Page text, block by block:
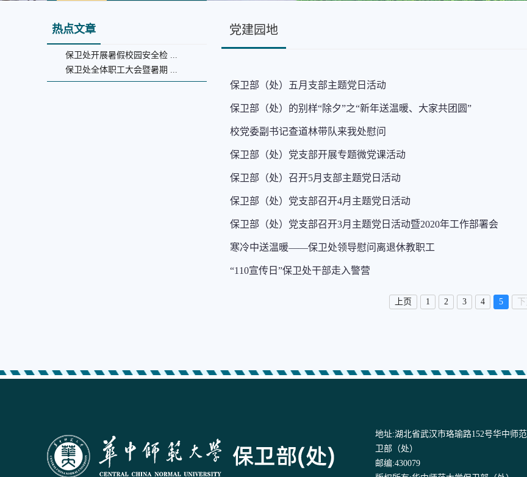
热点文章
保卫处开展暑假校园安全检 ...
保卫处全体职工大会暨暑期 ...
党建园地
保卫部（处）五月支部主题党日活动
保卫部（处）的别样“除夕”之“新年送温暖、大家共团圆”
校党委副书记查道林带队来我处慰问
保卫部（处）党支部开展专题微党课活动
保卫部（处）召开5月支部主题党日活动
保卫部（处）党支部召开4月主题党日活动
保卫部（处）党支部召开3月主题党日活动暨2020年工作部署会
寒冷中送温暖——保卫处领导慰问离退休教职工
“110宣传日”保卫处干部走入警营
上页 1 2 3 4 5
地址:湖北省武汉市珞瑜路152号华中师
卫部（处）
邮编:430079